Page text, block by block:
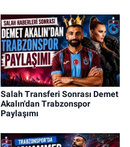
Salah Transferi Sonrası Demet
Akalın'dan Trabzonspor
Paylaşımı